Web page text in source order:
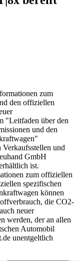
zum
den offiziellen
"Leitfaden über den
und den
Verkaufsstellen und
GmbH
ist.
zum offiziellen
spezifischen
können
die CO2-
neuer
werden, der an allen
Automobil
unentgeltlich